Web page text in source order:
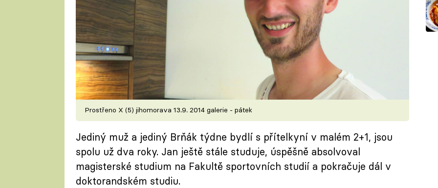
Prostřeno X (5) jihomorava 13.9. 2014 galerie - pátek
Jediný muž a jediný Brňák týdne bydlí s přítelkyní v malém 2+1, jsou
spolu už dva roky. Jan ještě stále studuje, úspěšně absolvoval
magisterské studium na Fakultě sportovních studií a pokračuje dál v
doktorandském studiu.